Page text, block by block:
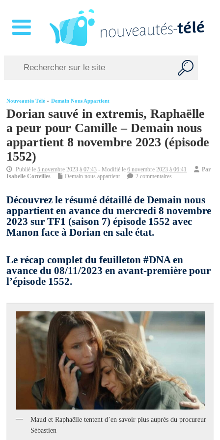
Nouveautés Télé »Demain Nous Appartient
Dorian sauvé in extremis, Raphaëlle
a peur pour Camille – Demain nous
appartient 8 novembre 2023 (épisode
1552)
Publié le5 novembre 2023 à 07:43 - Modifié le6 novembre 2023 à 06:41
Par
Isabelle Corteilles
Demain nous appartient 2 commentaires
Découvrez le résumé détaillé de Demain nous
appartient en avance du mercredi 8 novembre
2023 sur TF1 (saison 7) épisode 1552 avec
Manon face à Dorian en sale état.
Le récap complet du feuilleton #DNA en
avance du 08/11/2023 en avant-première pour
l’épisode 1552.
Maud et Raphaëlle tentent d’en savoir plus auprès du procureur
Sébastien